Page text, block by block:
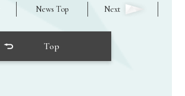
News Top Next
Top